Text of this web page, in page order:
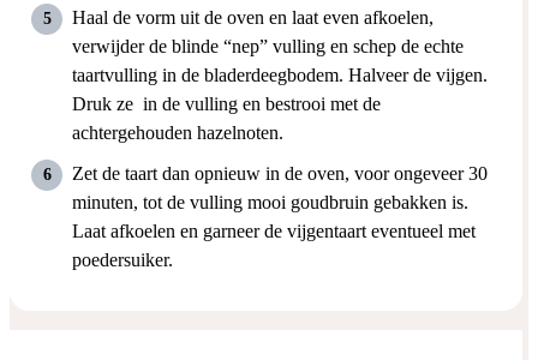
Haal de vorm uit de oven en laat even afkoelen,
verwijder de blinde “nep” vulling en schep de echte
taartvulling in de bladerdeegbodem. Halveer de vijgen.
Druk ze in de vulling en bestrooi met de
achtergehouden hazelnoten.
Zet de taart dan opnieuw in de oven, voor ongeveer 30
minuten, tot de vulling mooi goudbruin gebakken is.
Laat afkoelen en garneer de vijgentaart eventueel met
poedersuiker.